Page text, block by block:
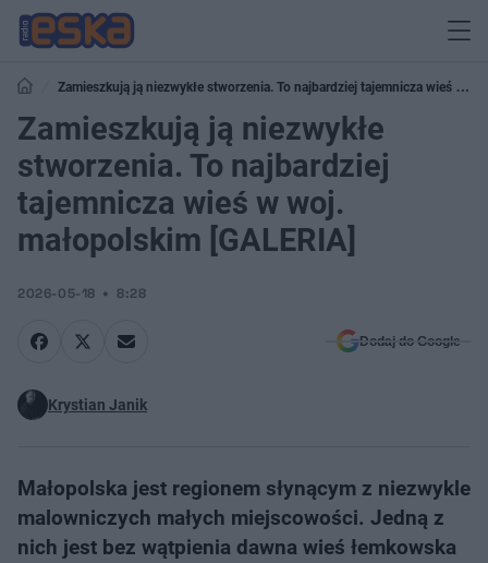
Zamieszkują ją niezwykłe stworzenia. To najbardziej tajemnicza wieś w
woj. małopolskim [GALERIA]
Zamieszkują ją niezwykłe
stworzenia. To najbardziej
tajemnicza wieś w woj.
małopolskim [GALERIA]
2026-05-18 8:28
Dodaj do Google
Krystian Janik
Małopolska jest regionem słynącym z niezwykle
malowniczych małych miejscowości. Jedną z
nich jest bez wątpienia dawna wieś łemkowska